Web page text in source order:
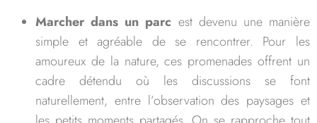
Marcher dans un parc est devenu une manière
simple et agréable de se rencontrer. Pour les
amoureux de la nature, ces promenades offrent un
cadre détendu où les discussions se font
naturellement, entre l’observation des paysages et